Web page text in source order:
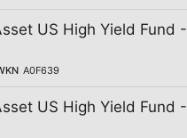
US High Yield Fund -
A0F639
US High Yield Fund -